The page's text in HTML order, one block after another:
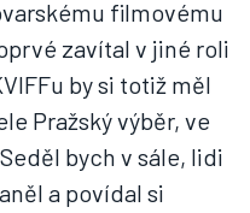
filmovému
zavítal v jiné roli
by si totiž měl
Pražský výběr, ve
bych v sále, lidi
a povídal si